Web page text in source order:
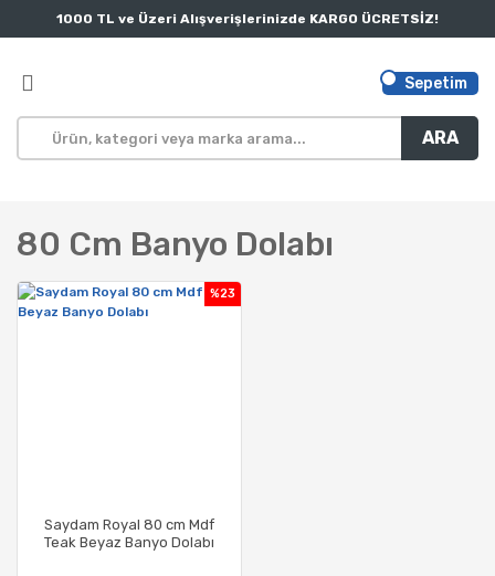
1000 TL ve Üzeri Alışverişlerinizde KARGO ÜCRETSİZ!
ARA
Sepetim
80 Cm Banyo Dolabı
Saydam Royal 80 cm Mdf
Teak Beyaz Banyo Dolabı
%23